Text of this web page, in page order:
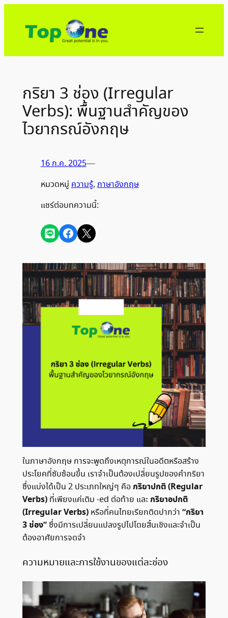
กริยา 3 ช่อง (Irregular
Verbs): พื้นฐานสำคัญของ
ไวยากรณ์อังกฤษ
16 ก.ค. 2025—
หมวดหมู่ความรู้, ภาษาอังกฤษ
แชร์ต่อบทความนี้:
Share on LINEShare on Facebook
Share on X
ในภาษาอังกฤษ การจะพูดถึงเหตุการณ์ในอดีตหรือสร้าง
ประโยคที่ซับซ้อนขึ้น เราจำเป็นต้องเปลี่ยนรูปของคำกริยา
ซึ่งแบ่งได้เป็น 2 ประเภทใหญ่ๆ คือ กริยาปกติ (Regular
Verbs)ที่เพียงแค่เติม -ed ต่อท้าย และ กริยาอปกติ
(Irregular Verbs)หรือที่คนไทยเรียกติดปากว่า “กริยา
3 ช่อง”ซึ่งมีการเปลี่ยนแปลงรูปไปโดยสิ้นเชิงและจำเป็น
ต้องอาศัยการจดจำ
ความหมายและการใช้งานของแต่ละช่อง